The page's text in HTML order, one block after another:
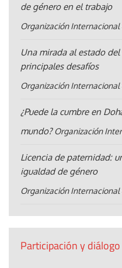
de género en el trabajo
Organización Internacional
Una mirada al estado
principales desafíos
Organización Internacional
¿Puede la cumbre en
mundo? Organización
Licencia de paternidad:
igualdad de género
Organización Internacional
Participación y diálogo